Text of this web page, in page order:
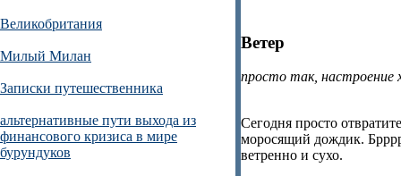
Великобритания
Милый Милан
Записки путешественника
альтернативные пути выхода из
финансового кризиса в мире
бурундуков
Ветер
просто так, настроение
Сегодня просто
моросящий дождик.
ветренно и сухо.